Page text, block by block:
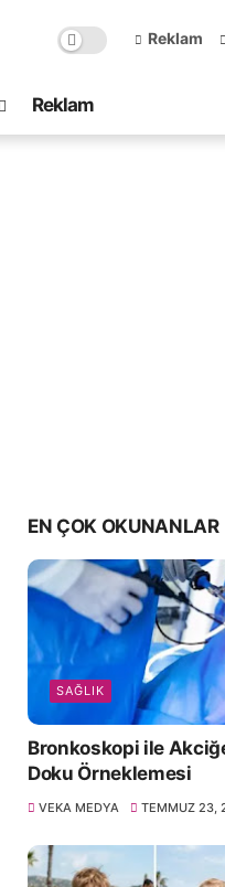
Reklam
Reklam
EN ÇOK OKUNANLAR
SAĞLIK
Bronkoskopi ile
Doku Örneklemesi
VEKA MEDYA TEMMUZ 23,